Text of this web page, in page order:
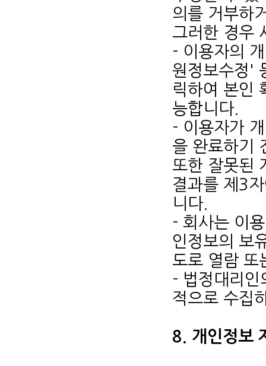
의를 거부하
그러한 경우
- 이용자의
원정보수정'
릭하여 본인
능합니다.
- 이용자가
을 완료하기
또한 잘못된
결과를 제3
니다.
- 회사는 이
인정보의 보
도로 열람 또
- 법정대리
적으로 수집
8. 개인정보